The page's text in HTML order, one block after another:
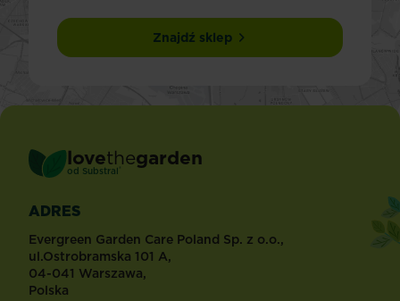
Znajdź sklep
lovethegarden
od Substral ®
ADRES
Evergreen Garden Care Poland Sp. z o.o.,
ul.Ostrobramska 101 A,
04-041 Warszawa,
Polska